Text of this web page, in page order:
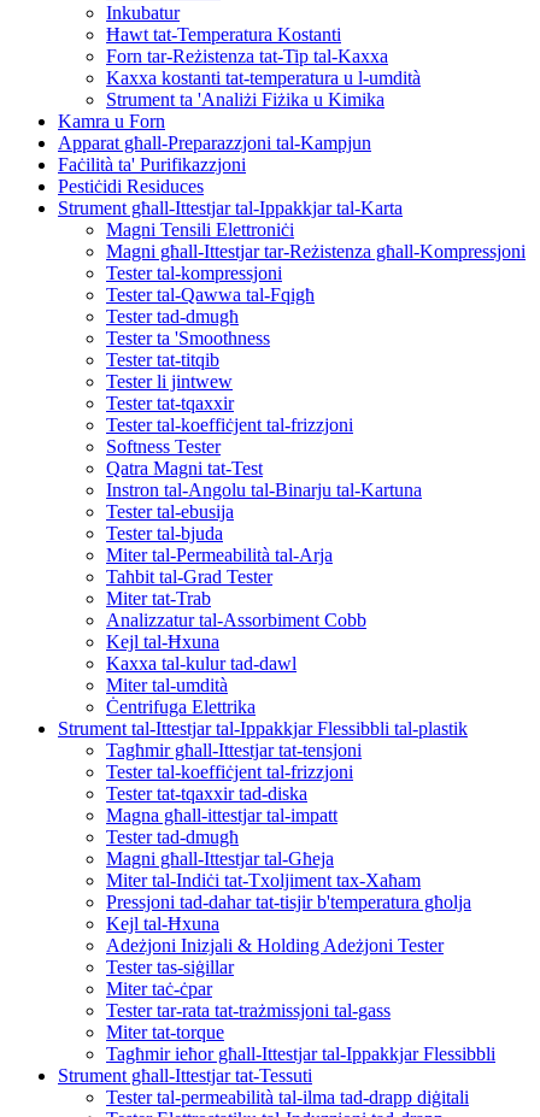
Inkubatur
Ħawt tat-Temperatura Kostanti
Forn tar-Reżistenza tat-Tip tal-Kaxxa
Kaxxa kostanti tat-temperatura u l-umdità
Strument ta 'Analiżi Fiżika u Kimika
Kamra u Forn
Apparat għall-Preparazzjoni tal-Kampjun
Faċilità ta' Purifikazzjoni
Pestiċidi Residuces
Strument għall-Ittestjar tal-Ippakkjar tal-Karta
Magni Tensili Elettroniċi
Magni għall-Ittestjar tar-Reżistenza għall-Kompressjoni
Tester tal-kompressjoni
Tester tal-Qawwa tal-Fqigħ
Tester tad-dmugħ
Tester ta 'Smoothness
Tester tat-titqib
Tester li jintwew
Tester tat-tqaxxir
Tester tal-koeffiċjent tal-frizzjoni
Softness Tester
Qatra Magni tat-Test
Instron tal-Angolu tal-Binarju tal-Kartuna
Tester tal-ebusija
Tester tal-bjuda
Miter tal-Permeabilità tal-Arja
Taħbit tal-Grad Tester
Miter tat-Trab
Analizzatur tal-Assorbiment Cobb
Kejl tal-Ħxuna
Kaxxa tal-kulur tad-dawl
Miter tal-umdità
Ċentrifuga Elettrika
Strument tal-Ittestjar tal-Ippakkjar Flessibbli tal-plastik
Tagħmir għall-Ittestjar tat-tensjoni
Tester tal-koeffiċjent tal-frizzjoni
Tester tat-tqaxxir tad-diska
Magna għall-ittestjar tal-impatt
Tester tad-dmugħ
Magni għall-Ittestjar tal-Għeja
Miter tal-Indiċi tat-Txoljiment tax-Xaħam
Pressjoni tad-dahar tat-tisjir b'temperatura għolja
Kejl tal-Ħxuna
Adeżjoni Inizjali & Holding Adeżjoni Tester
Tester tas-siġillar
Miter taċ-ċpar
Tester tar-rata tat-trażmissjoni tal-gass
Miter tat-torque
Tagħmir ieħor għall-Ittestjar tal-Ippakkjar Flessibbli
Strument għall-Ittestjar tat-Tessuti
Tester tal-permeabilità tal-ilma tad-drapp diġitali